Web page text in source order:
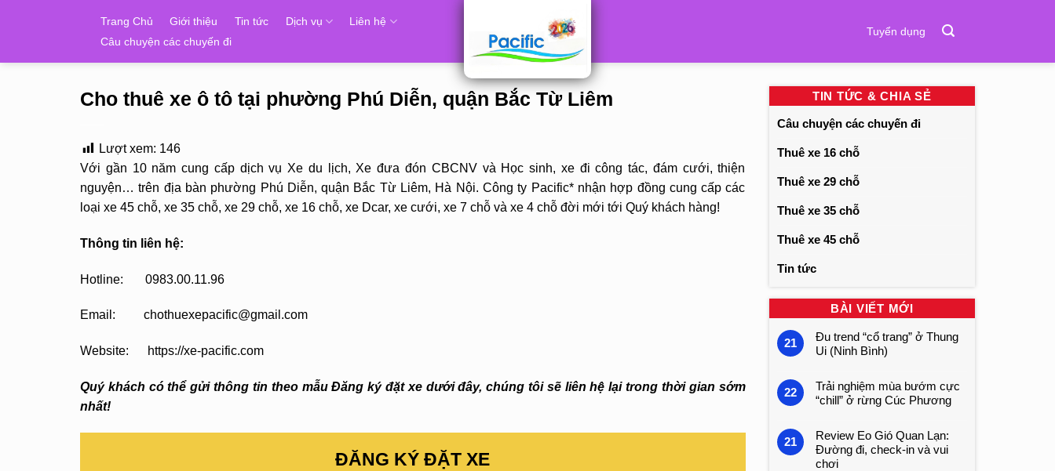
Trang Chủ Giới thiệu Tin tức Dịch vụ
Liên hệ
Câu chuyện các chuyến đi
Tuyển dụng
Cho thuê xe ô tô tại phường Phú Diễn, quận Bắc Từ Liêm
Lượt xem: 146
Với gần 10 năm cung cấp dịch vụ Xe du lịch, Xe đưa đón CBCNV và Học sinh, xe đi công tác, đám cưới, thiện
nguyện… trên địa bàn phường Phú Diễn, quận Bắc Từ Liêm, Hà Nội. Công ty Pacific* nhận hợp đồng cung cấp các
loại xe 45 chỗ, xe 35 chỗ, xe 29 chỗ, xe 16 chỗ, xe Dcar, xe cưới, xe 7 chỗ và xe 4 chỗ đời mới tới Quý khách hàng!
Thông tin liên hệ:
Hotline: 0983.00.11.96
Email: chothuexepacific@gmail.com
Website: https://xe-pacific.com
Quý khách có thể gửi thông tin theo mẫu Đăng ký đặt xe dưới đây, chúng tôi sẽ liên hệ lại trong thời gian sớm
nhất!
ĐĂNG KÝ ĐẶT XE
TIN TỨC & CHIA SẺ
Câu chuyện các chuyến đi
Thuê xe 16 chỗ
Thuê xe 29 chỗ
Thuê xe 35 chỗ
Thuê xe 45 chỗ
Tin tức
BÀI VIẾT MỚI
21
Đu trend “cổ trang” ở Thung
Ui (Ninh Bình)
22
Trải nghiệm mùa bướm cực
“chill” ở rừng Cúc Phương
21
Review Eo Gió Quan Lạn:
Đường đi, check-in và vui
chơi